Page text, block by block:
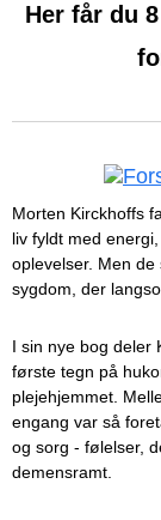
Her får du
Morten Kirckhoffs
liv fyldt med
oplevelser. Men
sygdom, der
I sin nye bog deler
første tegn på
plejehjemmet.
engang var så
og sorg - følelser,
demensramt.